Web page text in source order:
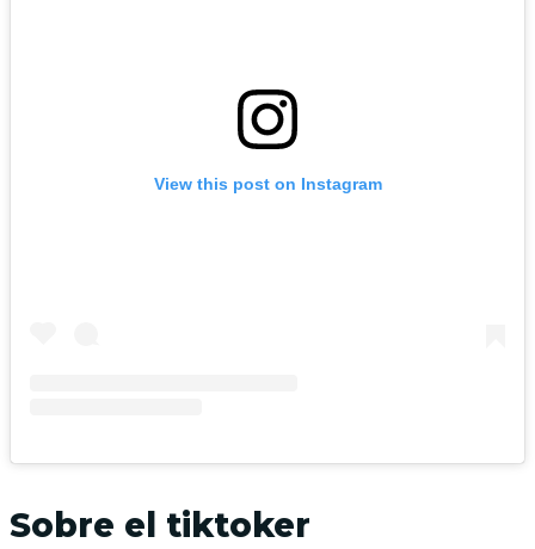
View this post on Instagram
Sobre el tiktoker